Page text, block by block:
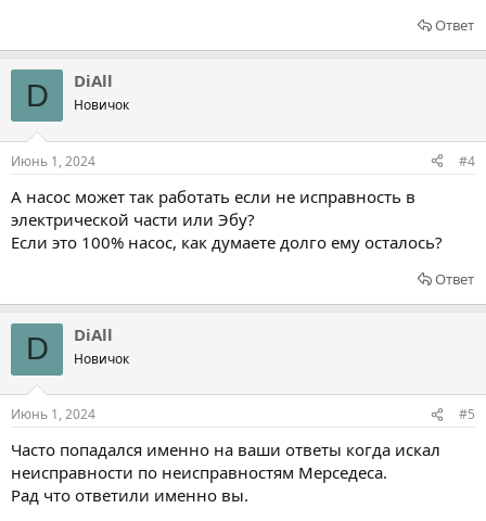
Ответ
D DiAll
Новичок
Июнь 1, 2024 #4
А насос может так работать если не исправность в
электрической части или Эбу?
Если это 100% насос, как думаете долго ему осталось?
Ответ
D DiAll
Новичок
Июнь 1, 2024 #5
Часто попадался именно на ваши ответы когда искал
неисправности по неисправностям Мерседеса.
Рад что ответили именно вы.